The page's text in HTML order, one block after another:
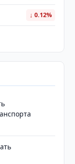
↓ 0.12%